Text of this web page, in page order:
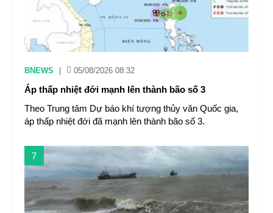
BNEWS 05/08/2026 08:32
Áp thấp nhiệt đới mạnh lên thành bão số 3
Theo Trung tâm Dự báo khí tượng thủy văn Quốc gia,
áp thấp nhiệt đới đã mạnh lên thành bão số 3.
7